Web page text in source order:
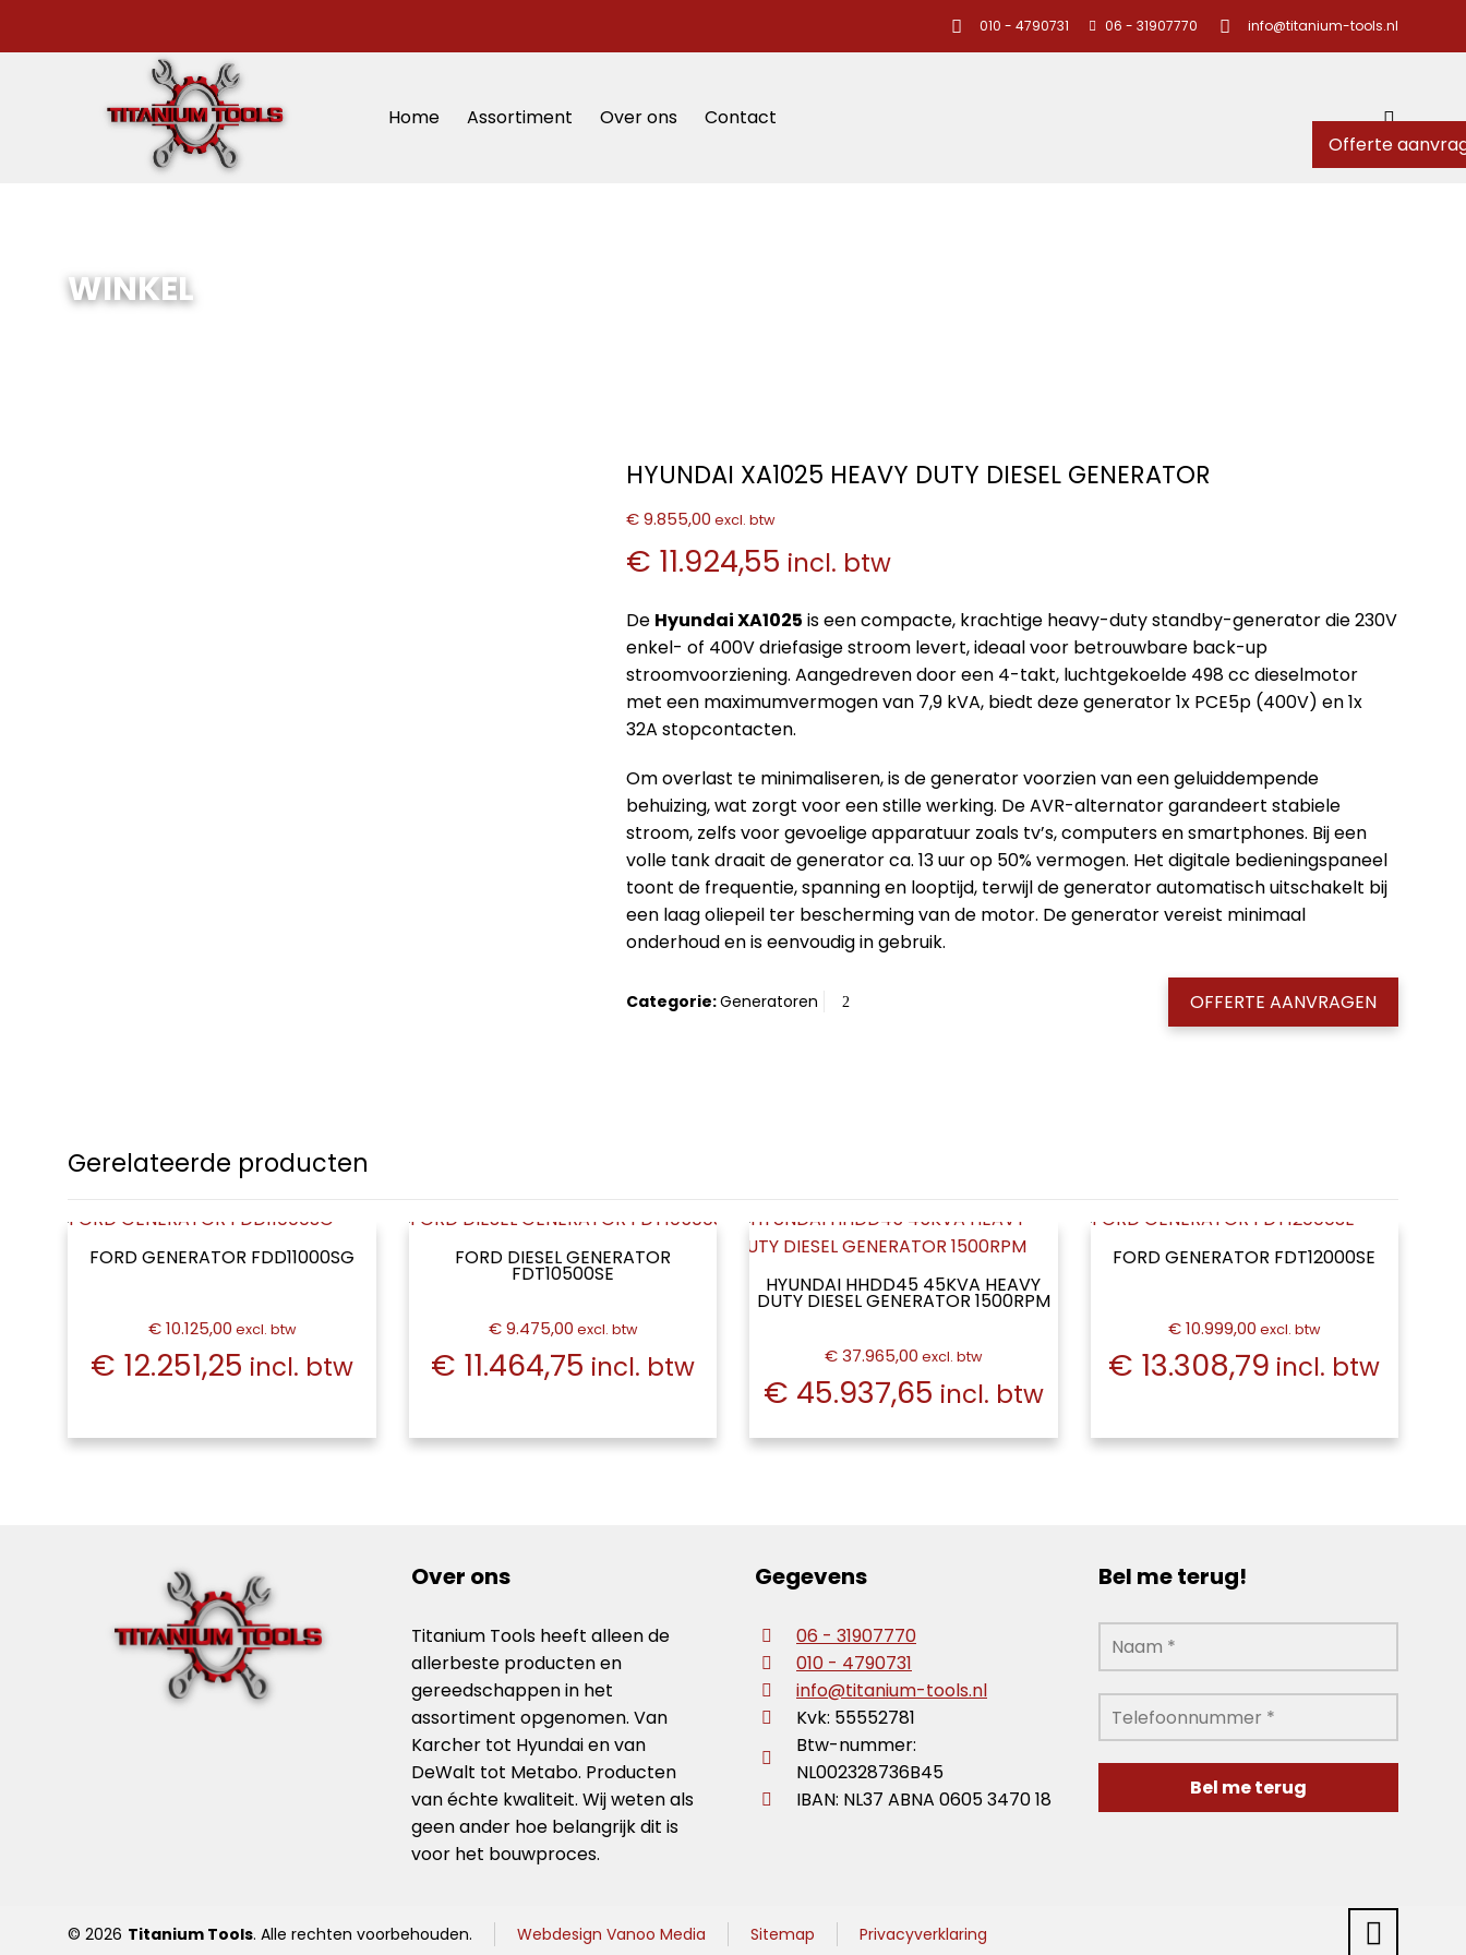
010 - 4790731 06 - 31907770 info@titanium-tools.nl
Home Assortiment Over ons Contact
WINKEL
HYUNDAI XA1025 HEAVY DUTY DIESEL GENERATOR
€ 9.855,00 excl. btw
€ 11.924,55 incl. btw
De Hyundai XA1025 is een compacte, krachtige heavy-duty standby-generator die 230V
enkel- of 400V driefasige stroom levert, ideaal voor betrouwbare back-up
stroomvoorziening. Aangedreven door een 4-takt, luchtgekoelde 498 cc dieselmotor
met een maximumvermogen van 7,9 kVA, biedt deze generator 1x PCE5p (400V) en 1x
32A stopcontacten.
Om overlast te minimaliseren, is de generator voorzien van een geluiddempende
behuizing, wat zorgt voor een stille werking. De AVR-alternator garandeert stabiele
stroom, zelfs voor gevoelige apparatuur zoals tv’s, computers en smartphones. Bij een
volle tank draait de generator ca. 13 uur op 50% vermogen. Het digitale bedieningspaneel
toont de frequentie, spanning en looptijd, terwijl de generator automatisch uitschakelt bij
een laag oliepeil ter bescherming van de motor. De generator vereist minimaal
onderhoud en is eenvoudig in gebruik.
OFFERTE AANVRAGEN
Categorie:Generatoren
Gerelateerde producten
FORD GENERATOR FDD11000SG
€ 10.125,00 excl. btw
€ 12.251,25 incl. btw
FORD DIESEL GENERATOR
FDT10500SE
€ 9.475,00 excl. btw
€ 11.464,75 incl. btw
HYUNDAI HHDD45 45KVA HEAVY
DUTY DIESEL GENERATOR 1500RPM
€ 37.965,00 excl. btw
€ 45.937,65 incl. btw
FORD GENERATOR FDT12000SE
€ 10.999,00 excl. btw
€ 13.308,79 incl. btw
Over ons
Titanium Tools heeft alleen de
allerbeste producten en
gereedschappen in het
assortiment opgenomen. Van
Karcher tot Hyundai en van
DeWalt tot Metabo. Producten
van échte kwaliteit. Wij weten als
geen ander hoe belangrijk dit is
voor het bouwproces.
Gegevens
06 - 31907770
010 - 4790731
info@titanium-tools.nl
Kvk: 55552781
Btw-nummer:
NL002328736B45
IBAN: NL37 ABNA 0605 3470 18
Bel me terug!
Offerte
© 2026 Titanium Tools. Alle rechten voorbehouden. Webdesign Vanoo Media Sitemap Privacyverklaring